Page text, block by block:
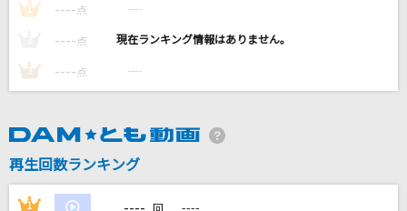
よー、そこの若いの
竹原ピストル
1 ---- 点 ----
---- 点 ----
3 ---- 点 ----
再生回数ランキング
1 ---- ----